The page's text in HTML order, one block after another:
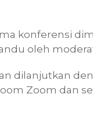
konferensi
oleh
dilanjutkan
Zoom dan